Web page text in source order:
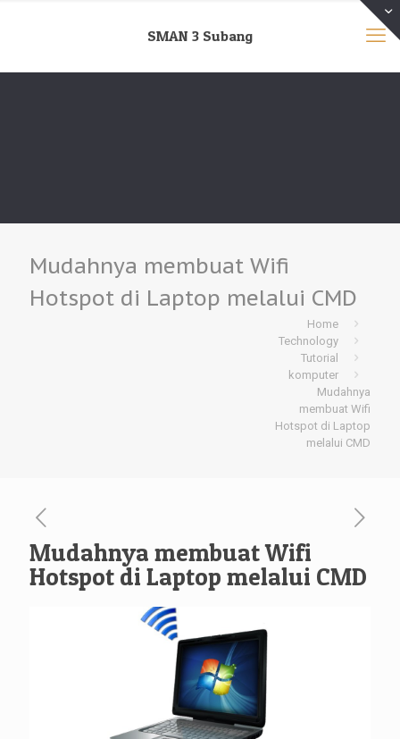
SMAN 3 Subang
Mudahnya membuat Wifi
Hotspot di Laptop melalui CMD
Home
Technology
Tutorial
komputer
Mudahnya
membuat Wifi
Hotspot di Laptop
melalui CMD
Mudahnya membuat Wifi
Hotspot di Laptop melalui CMD